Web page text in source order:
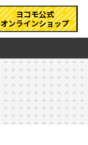
ヨコモ公式
オンラインショップ